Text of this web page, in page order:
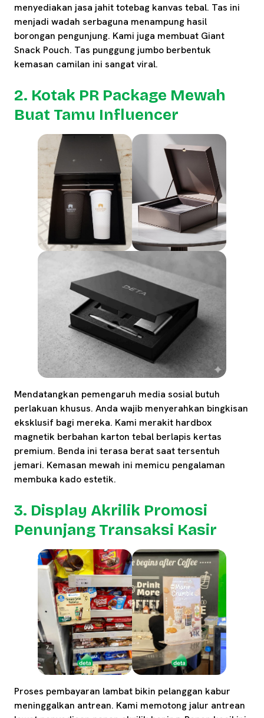
menyediakan jasa jahit totebag kanvas tebal. Tas ini
menjadi wadah serbaguna menampung hasil
borongan pengunjung. Kami juga membuat Giant
Snack Pouch. Tas punggung jumbo berbentuk
kemasan camilan ini sangat viral.
2. Kotak PR Package Mewah
Buat Tamu Influencer
Mendatangkan pemengaruh media sosial butuh
perlakuan khusus. Anda wajib menyerahkan bingkisan
eksklusif bagi mereka. Kami merakit hardbox
magnetik berbahan karton tebal berlapis kertas
premium. Benda ini terasa berat saat tersentuh
jemari. Kemasan mewah ini memicu pengalaman
membuka kado estetik.
3. Display Akrilik Promosi
Penunjang Transaksi Kasir
Proses pembayaran lambat bikin pelanggan kabur
meninggalkan antrean. Kami memotong jalur antrean